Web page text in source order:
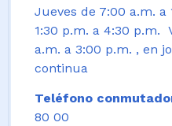
Jueves de 7:00 a.m. a
1:30 p.m. a 4:30 p.m.
a.m. a 3:00 p.m. , en
continua
Teléfono
80 00